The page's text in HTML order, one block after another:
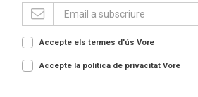
Accepte els termes d'ús Vore
Accepte la política de privacitat Vore